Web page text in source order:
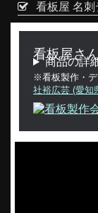
看板屋 名刺
看板屋さ
商品の詳
※看板製作・
社裕広芸 (愛知